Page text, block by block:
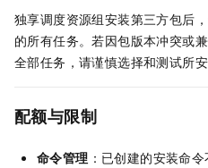
独享调度资源组安装第三方包后
的所有任务。若因包版本冲突或
全部任务，请谨慎选择和测试所安
配额与限制
命令管理 ：已创建的安装命